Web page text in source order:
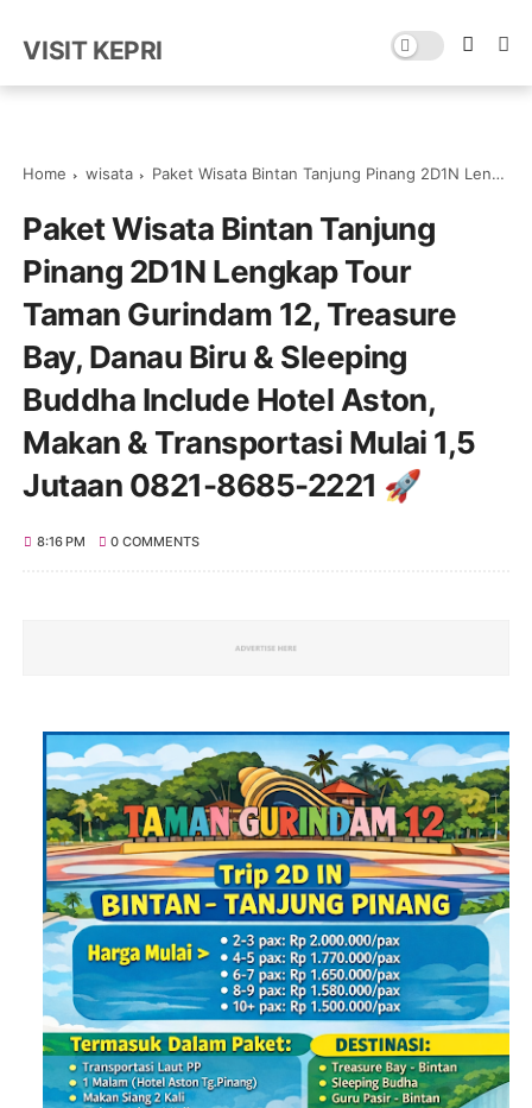
VISIT KEPRI
Home wisata Paket Wisata Bintan Tanjung Pinang 2D1N Lengkap Tour Taman Gurindam 12, Treasure Bay, Danau Biru & Sleeping Buddha Include Hotel Aston, Makan & Transportasi Mulai 1,5 Jutaan 0821-8685-2221 🚀
Paket Wisata Bintan Tanjung
Pinang 2D1N Lengkap Tour
Taman Gurindam 12, Treasure
Bay, Danau Biru & Sleeping
Buddha Include Hotel Aston,
Makan & Transportasi Mulai 1,5
Jutaan 0821-8685-2221 🚀
8:16 PM 0 COMMENTS